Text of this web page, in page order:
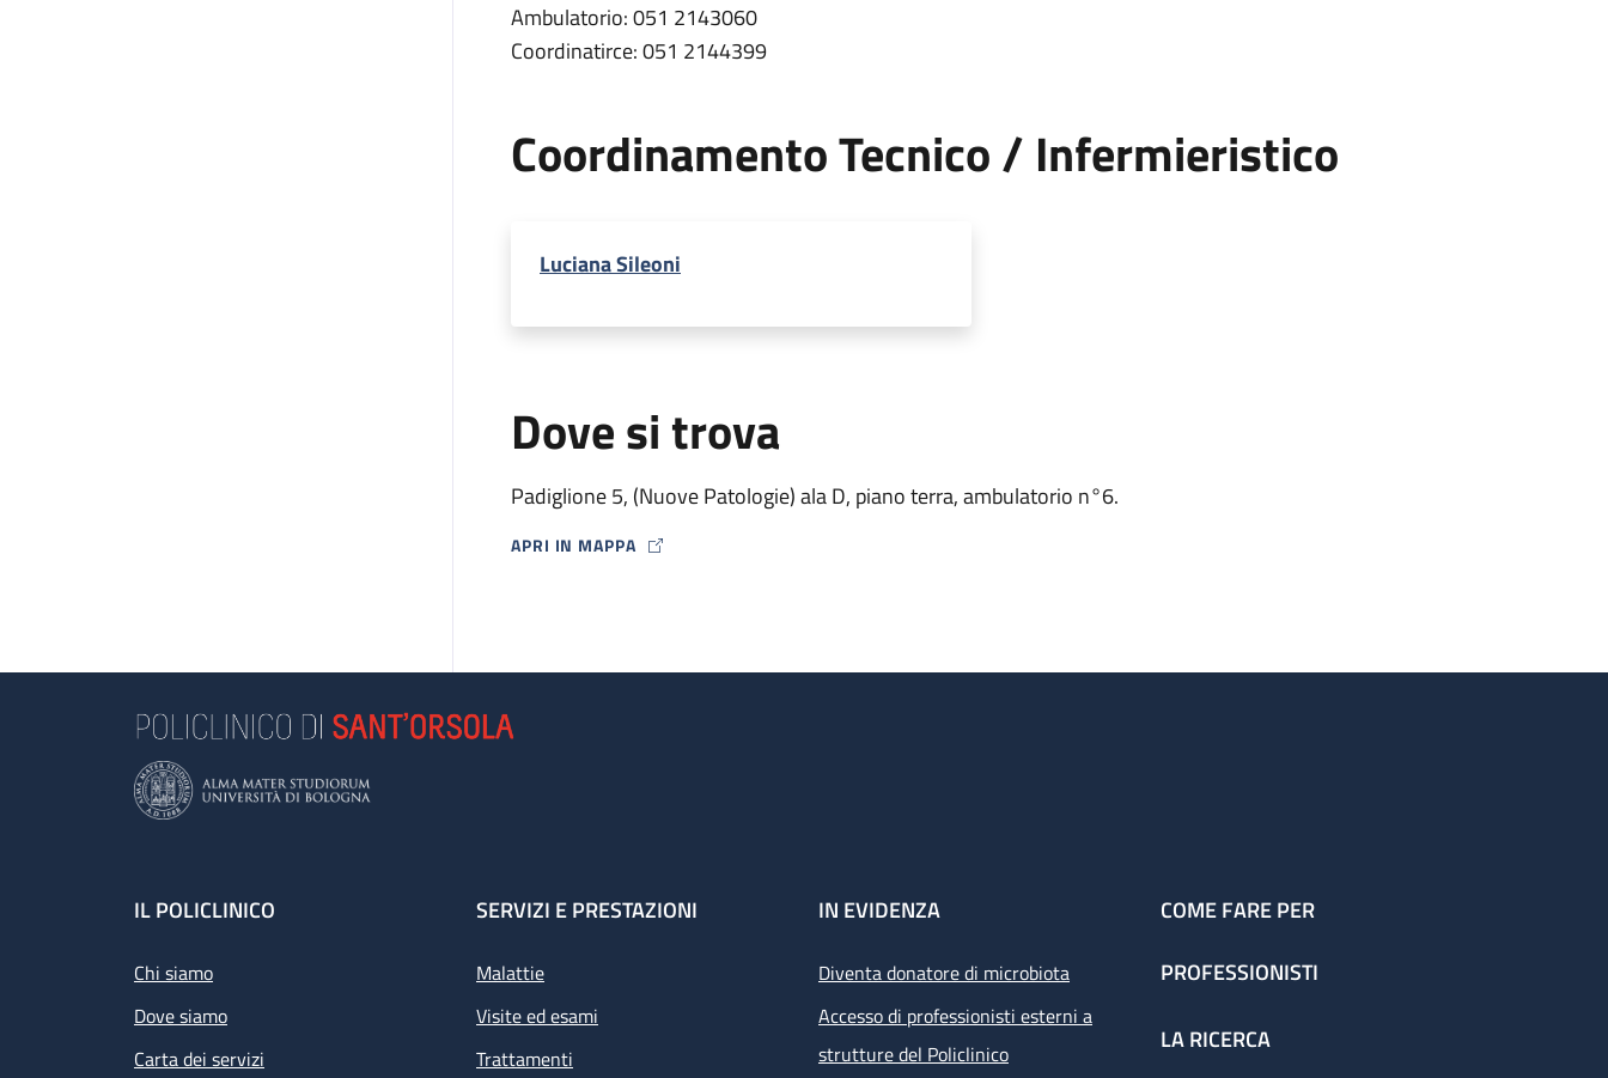
Ambulatorio: 051 2143060
Coordinatirce: 051 2144399
Coordinamento Tecnico / Infermieristico
Luciana Sileoni
Dove si trova
Padiglione 5, (Nuove Patologie) ala D, piano terra, ambulatorio n°6.
APRI IN MAPPA
MAP ICON
Footer
IL POLICLINICO
Chi siamo
Dove siamo
Carta dei servizi
SERVIZI E PRESTAZIONI
Malattie
Visite ed esami
Trattamenti
IN EVIDENZA
Diventa donatore di microbiota
Accesso di professionisti esterni a
strutture del Policlinico
COME FARE PER
PROFESSIONISTI
LA RICERCA